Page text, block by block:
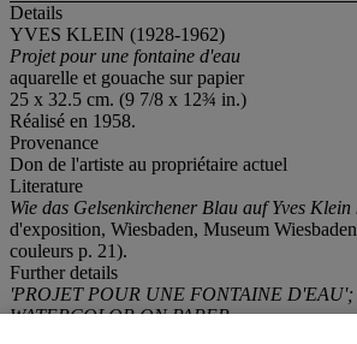
Details
YVES KLEIN (1928-1962)
Projet pour une fontaine d'eau
aquarelle et gouache sur papier
25 x 32.5 cm. (9 7/8 x 12¾ in.)
Réalisé en 1958.
Provenance
Don de l'artiste au propriétaire actuel
Literature
Wie das Gelsenkirchener Blau auf Yves Klein
d'exposition, Wiesbaden, Museum
couleurs p. 21).
Further details
'PROJET POUR UNE FONTAINE
WATERCOLOR ON PAPER.